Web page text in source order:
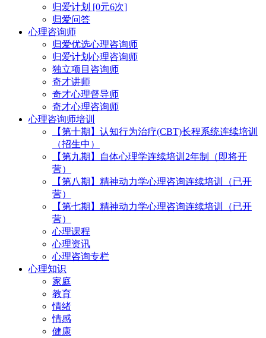
归爱计划 [0元6次]
归爱问答
心理咨询师
归爱优选心理咨询师
归爱计划心理咨询师
独立项目咨询师
奇才讲师
奇才心理督导师
奇才心理咨询师
心理咨询师培训
【第十期】认知行为治疗(CBT)长程系统连续培训
（招生中）
【第九期】自体心理学连续培训2年制（即将开
营）
【第八期】精神动力学心理咨询连续培训（已开
营）
【第七期】精神动力学心理咨询连续培训（已开
营）
心理课程
心理资讯
心理咨询专栏
心理知识
家庭
教育
情绪
情感
健康